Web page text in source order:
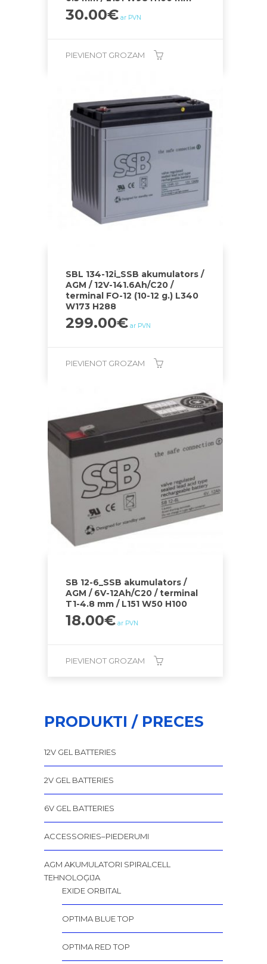
30.00€ ar PVN
PIEVIENOT GROZAM
SBL 134-12i_SSB akumulators /
AGM / 12V-141.6Ah/C20 /
terminal FO-12 (10-12 g.) L340
W173 H288
299.00€ ar PVN
PIEVIENOT GROZAM
SB 12-6_SSB akumulators /
AGM / 6V-12Ah/C20 / terminal
T1-4.8 mm / L151 W50 H100
18.00€ ar PVN
PIEVIENOT GROZAM
PRODUKTI / PRECES
12V GEL BATTERIES
2V GEL BATTERIES
6V GEL BATTERIES
ACCESSORIES–PIEDERUMI
AGM AKUMULATORI SPIRALCELL
TEHNOLOĢIJA
EXIDE ORBITAL
OPTIMA BLUE TOP
OPTIMA RED TOP